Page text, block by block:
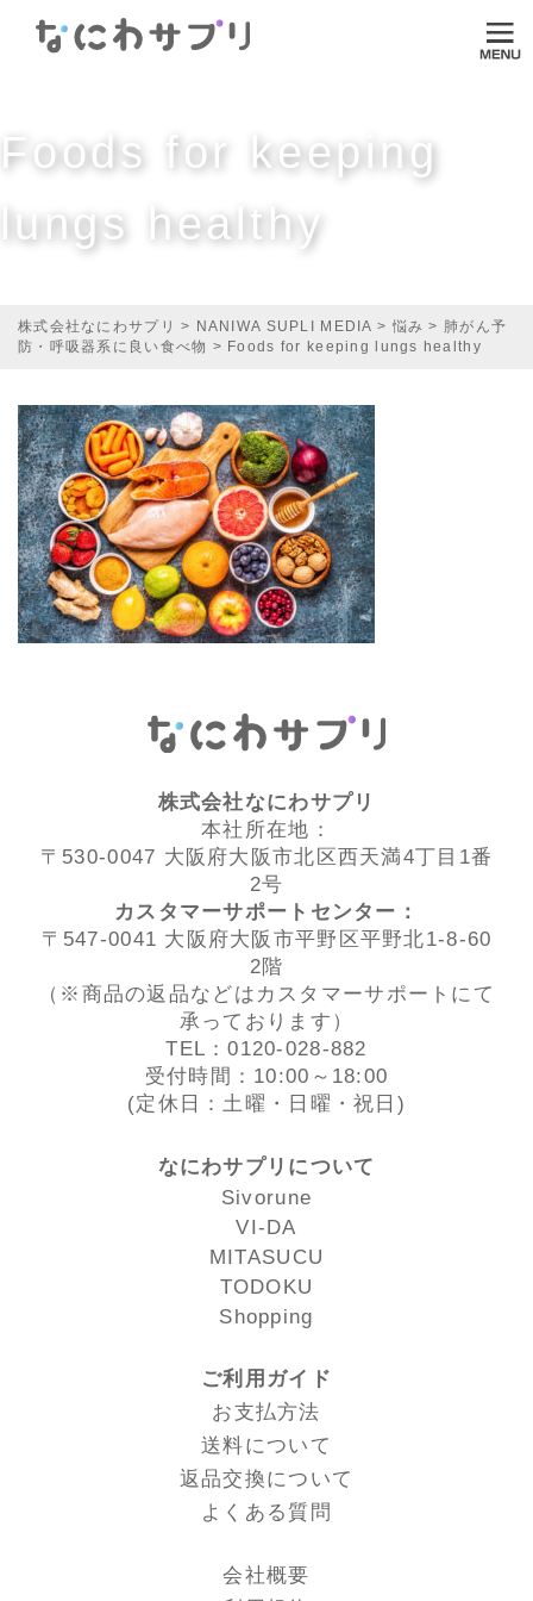
なにわサプリについて
VI-DA
TODOKU
Media
ご利用ガイド
オンラインダイエット
Foods for keeping
lungs healthy
株式会社なにわサプリ > NANIWA SUPLI MEDIA > 悩み > 肺がん予
防・呼吸器系に良い食べ物 > Foods for keeping lungs healthy
株式会社なにわサプリ
本社所在地：
〒530-0047 大阪府大阪市北区西天満4丁目1番
2号
カスタマーサポートセンター：
〒547-0041 大阪府大阪市平野区平野北1-8-60
2階
（※商品の返品などはカスタマーサポートにて
承っております）
TEL：0120-028-882
受付時間：10:00～18:00
(定休日：土曜・日曜・祝日)
なにわサプリについて
Sivorune
VI-DA
MITASUCU
TODOKU
Shopping
ご利用ガイド
お支払方法
送料について
返品交換について
よくある質問
会社概要